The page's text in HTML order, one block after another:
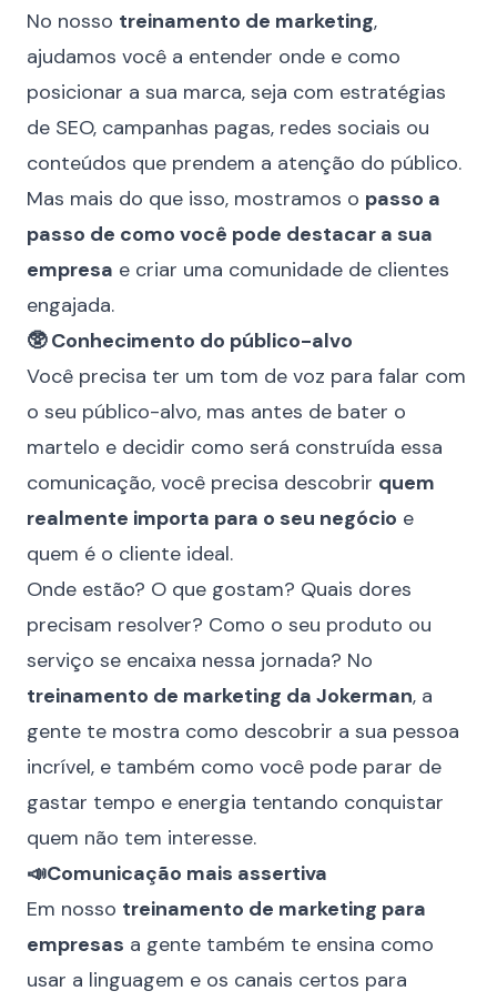
No nosso treinamento de marketing,
ajudamos você a entender onde e como
posicionar a sua marca, seja com estratégias
de SEO, campanhas pagas, redes sociais ou
conteúdos que prendem a atenção do público.
Mas mais do que isso, mostramos o passo a
passo de como você pode destacar a sua
empresa e criar uma comunidade de clientes
engajada.
🥸 Conhecimento do público-alvo
Você precisa ter um tom de voz para falar com
o seu público-alvo, mas antes de bater o
martelo e decidir como será construída essa
comunicação, você precisa descobrir quem
realmente importa para o seu negócio e
quem é o cliente ideal.
Onde estão? O que gostam? Quais dores
precisam resolver? Como o seu produto ou
serviço se encaixa nessa jornada? No
treinamento de marketing da Jokerman, a
gente te mostra como descobrir a sua pessoa
incrível, e também como você pode parar de
gastar tempo e energia tentando conquistar
quem não tem interesse.
📣Comunicação mais assertiva
Em nosso treinamento de marketing para
empresas a gente também te ensina como
usar a linguagem e os canais certos para